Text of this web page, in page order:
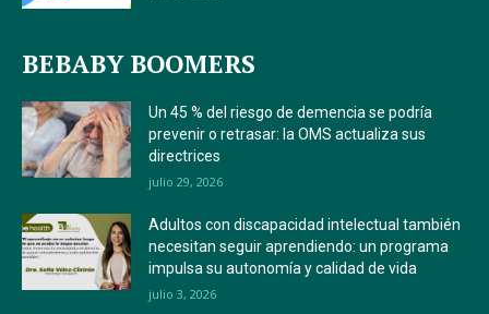
BEBABY BOOMERS
Un 45 % del riesgo de demencia se podría
prevenir o retrasar: la OMS actualiza sus
directrices
julio 29, 2026
Adultos con discapacidad intelectual también
necesitan seguir aprendiendo: un programa
impulsa su autonomía y calidad de vida
julio 3, 2026